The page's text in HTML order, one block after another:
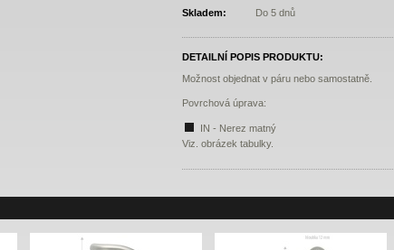
Skladem: Do 5 dnů
DETAILNÍ POPIS PRODUKTU:
Možnost objednat v páru nebo samostatně.
Povrchová úprava:
IN - Nerez matný
Viz. obrázek tabulky.